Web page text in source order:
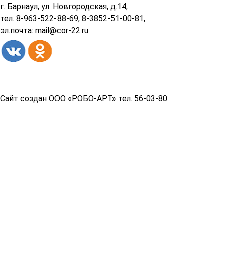
подвала
г. Барнаул, ул. Новгородская, д.14,
тел. 8-963-522-88-69, 8-3852-51-00-81,
эл.почта: mail@cor-22.ru
Сайт создан ООО «РОБО-АРТ» тел. 56-03-80